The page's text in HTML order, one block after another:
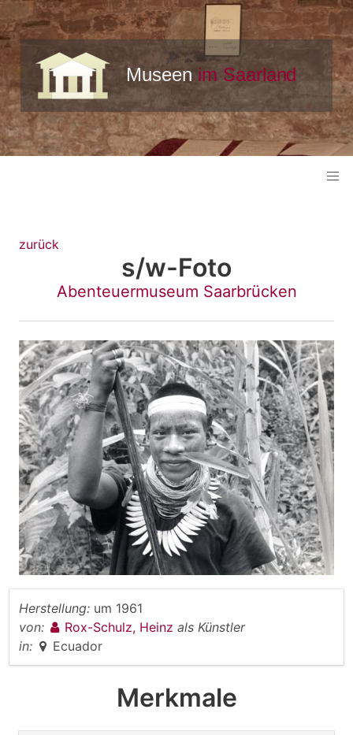
zurück
s/w-Foto
Abenteuermuseum Saarbrücken
Herstellung: um 1961
von:
Rox-Schulz, Heinz als Künstler
in:
Ecuador
Merkmale